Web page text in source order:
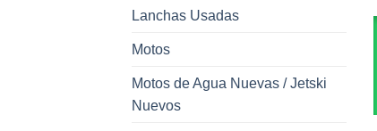
Lanchas Usadas
Motos
Motos de Agua Nuevas / Jetski
Nuevos